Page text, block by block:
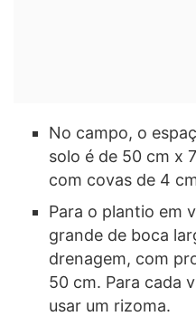
No campo, o
solo é de 50 cm x
com covas de 4
Para o plantio em
grande de boca
drenagem, com
50 cm. Para cada
usar um rizoma.